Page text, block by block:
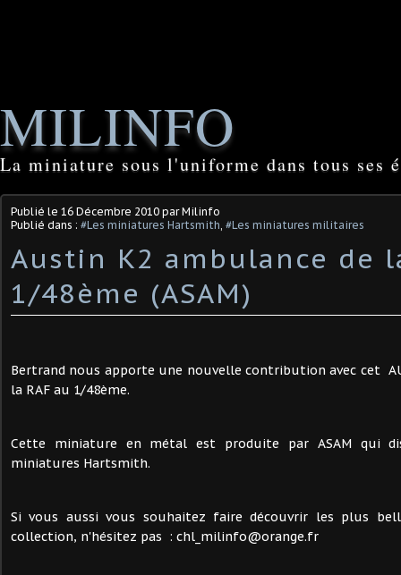
MILINFO
La miniature sous l'uniforme dans tous ses
Publié le 16 Décembre 2010 par Milinfo
Publié dans : #Les miniatures Hartsmith, #Les miniatures militaires
Austin K2 ambulance de
1/48ème (ASAM)
Bertrand nous apporte une nouvelle contribution avec cet
la RAF au 1/48ème.
Cette miniature en métal est produite par ASAM qui
miniatures Hartsmith.
Si vous aussi vous souhaitez faire découvrir les plus
collection, n'hésitez pas : chl_milinfo@orange.fr